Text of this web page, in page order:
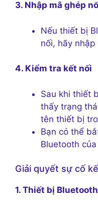
3. Nhập mã ghép
Nếu thiết bị
nối, hãy
4. Kiểm tra kết nối
Sau khi thiết
thấy trạng
tên thiết bị
Bạn có thể
Bluetooth
Giải quyết sự cố
1. Thiết bị